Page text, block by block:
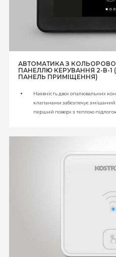
АВТОМАТИКА З
ПАНЕЛЛЮ КЕРУВАННЯ 2-В-1
ПАНЕЛЬ ПРИМІЩЕННЯ)
Наявність двох опалювальних
клапанами забезпечує
перший поверх з теплою
гарячого водопостачання